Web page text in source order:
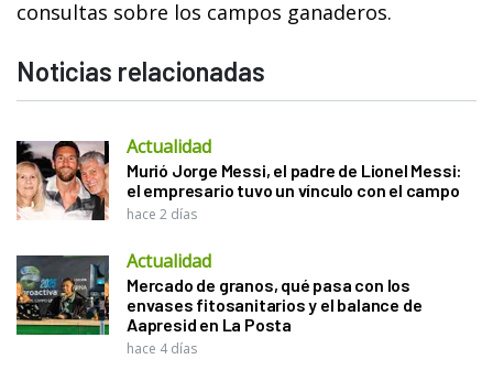
consultas sobre los campos ganaderos.
Noticias relacionadas
Actualidad
Murió Jorge Messi, el padre de Lionel Messi:
el empresario tuvo un vínculo con el campo
hace 2 días
Actualidad
Mercado de granos, qué pasa con los
envases fitosanitarios y el balance de
Aapresid en La Posta
hace 4 días